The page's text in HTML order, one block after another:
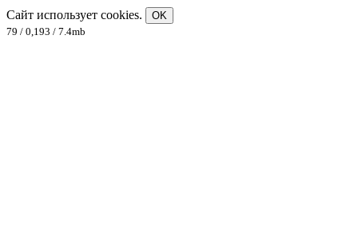
Сайт использует cookies.
OK
79 / 0,193 / 7.4mb